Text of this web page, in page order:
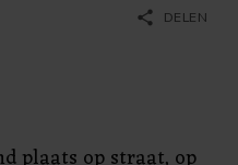
share DELEN